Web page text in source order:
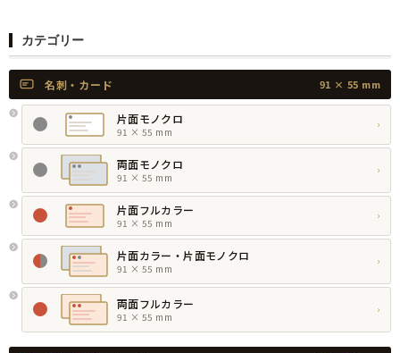
カテゴリー
名刺・カード 91 × 55 mm
片面モノクロ
91 × 55 mm
›
両面モノクロ
91 × 55 mm
›
片面フルカラー
91 × 55 mm
›
片面カラー・片面モノクロ
91 × 55 mm
›
両面フルカラー
91 × 55 mm
›